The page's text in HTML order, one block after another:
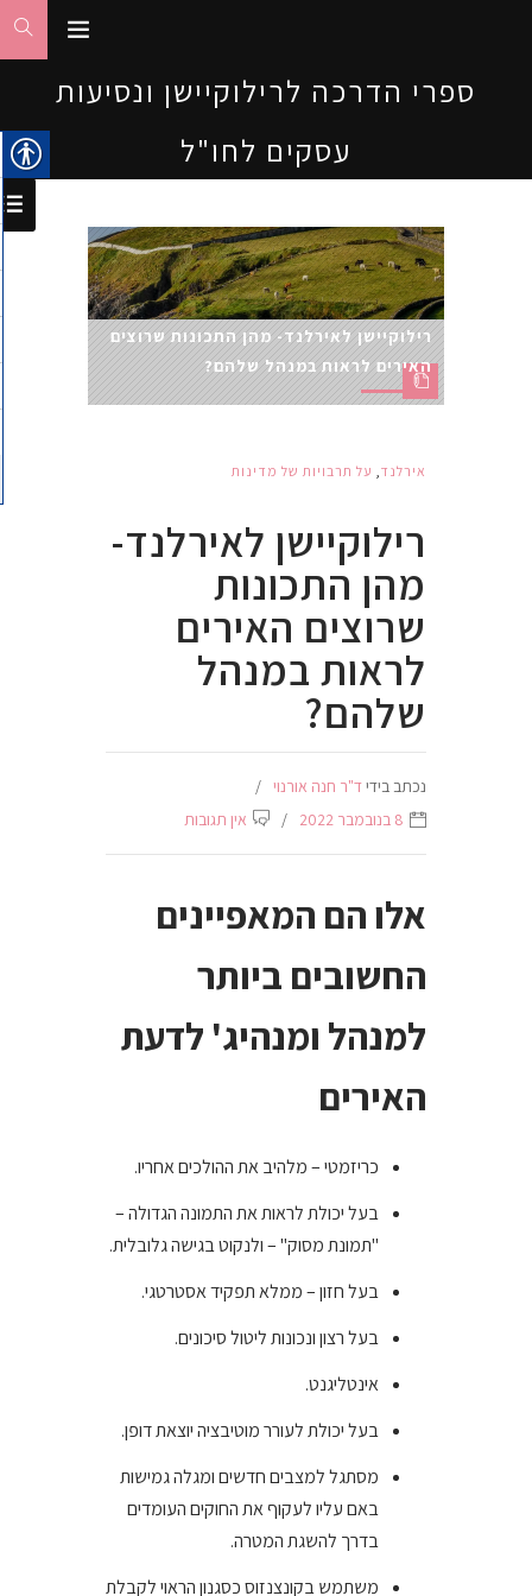
ספרי הדרכה לרילוקיישן ונסיעות
עסקים לחו"ל
רילוקיישן לאירלנד- מהן התכונות שרוצים
האירים לראות במנהל שלהם?
אירלנד, על תרבויות של מדינות
רילוקיישן לאירלנד-
מהן התכונות
שרוצים האירים
לראות במנהל
שלהם?
נכתב בידיד"ר חנה אורנוי
8 בנובמבר 2022
אין תגובות
אלו הם המאפיינים
החשובים ביותר
למנהל ומנהיג' לדעת
האירים
כריזמטי – מלהיב את ההולכים אחריו.
בעל יכולת לראות את התמונה הגדולה –
"תמונת מסוק" – ולנקוט בגישה גלובלית.
בעל חזון – ממלא תפקיד אסטרטגי.
בעל רצון ונכונות ליטול סיכונים.
אינטליגנט.
בעל יכולת לעורר מוטיבציה יוצאת דופן.
מסתגל למצבים חדשים ומגלה גמישות
באם עליו לעקוף את החוקים העומדים
בדרך להשגת המטרה.
משתמש בקונצנזוס כסגנון הראוי לקבלת